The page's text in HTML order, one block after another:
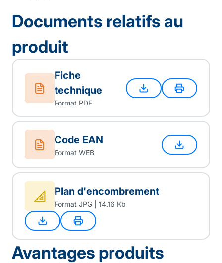
Documents relatifs au
produit
Fiche
technique
Format PDF
Code EAN
Format WEB
Plan d'encombrement
Format JPG | 14.16 Kb
Avantages produits